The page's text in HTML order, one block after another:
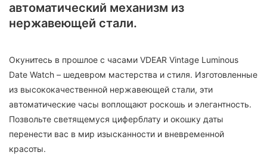
автоматический механизм из
нержавеющей стали.
Окунитесь в прошлое с часами VDEAR Vintage Luminous
Date Watch – шедевром мастерства и стиля. Изготовленные
из высококачественной нержавеющей стали, эти
автоматические часы воплощают роскошь и элегантность.
Позвольте светящемуся циферблату и окошку даты
перенести вас в мир изысканности и вневременной
красоты.